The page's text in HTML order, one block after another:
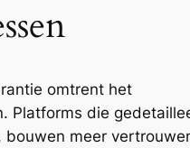
omtrent het
Platforms die
meer